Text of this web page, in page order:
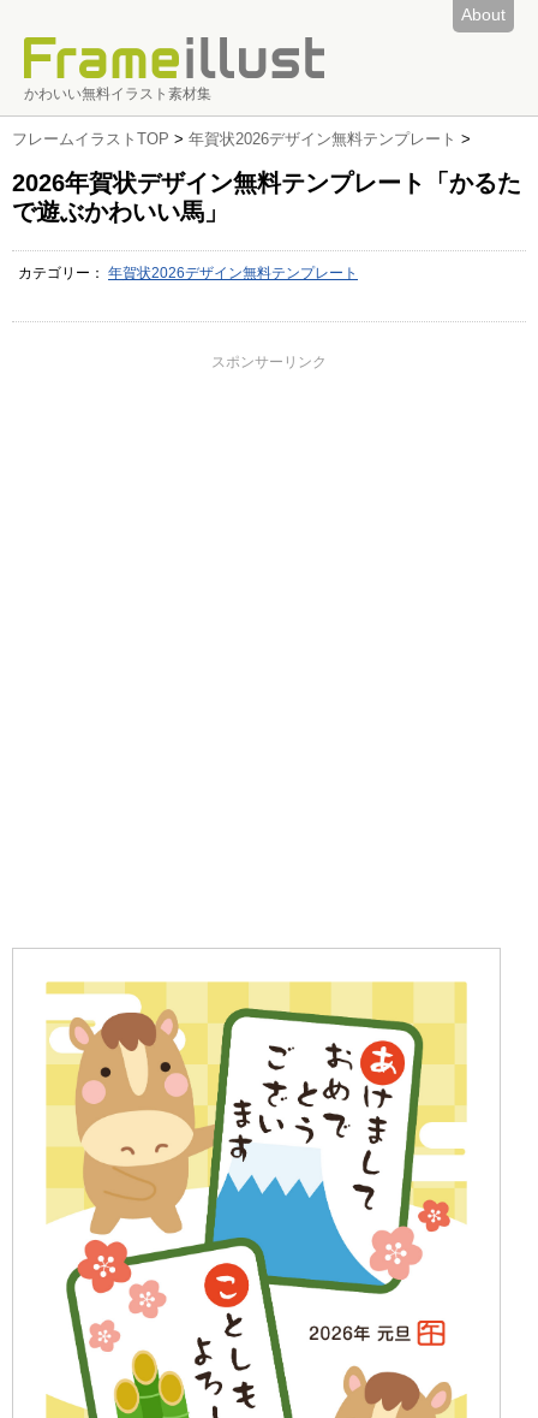
About
かわいい無料イラスト素材集
フレームイラストTOP > 年賀状2026デザイン無料テンプレート >
2026年賀状デザイン無料テンプレート「かるた
で遊ぶかわいい馬」
カテゴリー： 年賀状2026デザイン無料テンプレート
スポンサーリンク